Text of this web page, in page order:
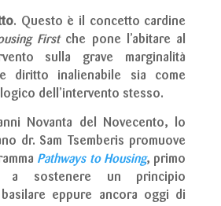
. Questo è il concetto cardine
Firstche pone l’abitare al
sulla grave marginalità
diritto inalienabile sia come
dell’intervento stesso.
Novanta del Novecento, lo
dr. Sam Tsemberis promuove
Pathways to Housing, primo
a sostenere un principio
basilare eppure ancora oggi di